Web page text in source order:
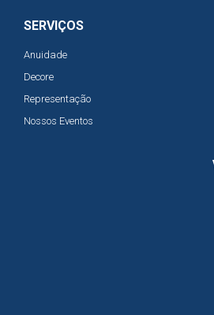
SERVIÇOS
Anuidade
Decore
Representação
Nossos Eventos